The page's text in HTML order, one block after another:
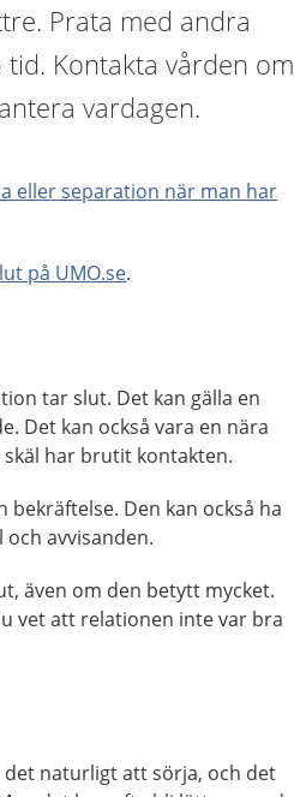
Prata med andra
Kontakta vården om
vardagen.
eller separation när man har
på UMO.se.
tar slut. Det kan gälla en
Det kan också vara en nära
har brutit kontakten.
Den kan också ha
avvisanden.
även om den betytt mycket.
vet att relationen inte var bra
naturligt att sörja, och det